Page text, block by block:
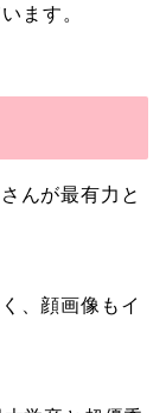
ます。
んが最有力と
、顔画像もイ